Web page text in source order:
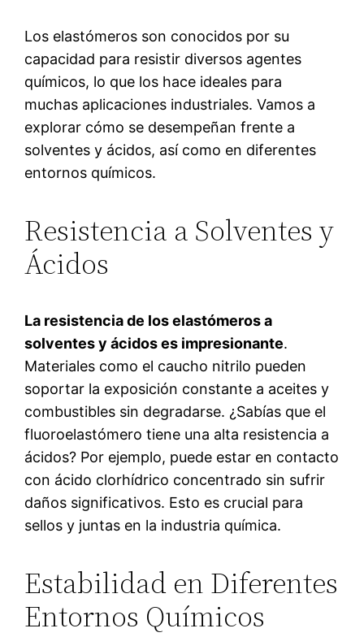
Los elastómeros son conocidos por su
capacidad para resistir diversos agentes
químicos, lo que los hace ideales para
muchas aplicaciones industriales. Vamos a
explorar cómo se desempeñan frente a
solventes y ácidos, así como en diferentes
entornos químicos.
Resistencia a Solventes y
Ácidos
La resistencia de los elastómeros a
solventes y ácidos es impresionante.
Materiales como el caucho nitrilo pueden
soportar la exposición constante a aceites y
combustibles sin degradarse. ¿Sabías que el
fluoroelastómero tiene una alta resistencia a
ácidos? Por ejemplo, puede estar en contacto
con ácido clorhídrico concentrado sin sufrir
daños significativos. Esto es crucial para
sellos y juntas en la industria química.
Estabilidad en Diferentes
Entornos Químicos